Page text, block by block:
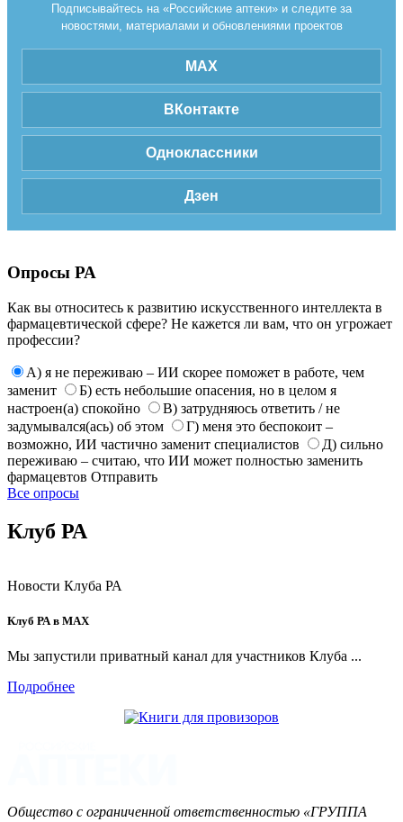
Подписывайтесь на «Российские аптеки» и следите за
новостями, материалами и обновлениями проектов
MAX
ВКонтакте
Одноклассники
Дзен
Опросы РА
Как вы относитесь к развитию искусственного интеллекта в
фармацевтической сфере? Не кажется ли вам, что он угрожает
профессии?
А) я не переживаю – ИИ скорее поможет в работе, чем
заменит
Б) есть небольшие опасения, но в целом я
настроен(а) спокойно
В) затрудняюсь ответить / не
задумывался(ась) об этом
Г) меня это беспокоит –
возможно, ИИ частично заменит специалистов
Д) сильно
переживаю – считаю, что ИИ может полностью заменить
фармацевтов Отправить
Все опросы
Клуб РА
Новости Клуба РА
Клуб РА в MAX
Мы запустили приватный канал для участников Клуба ...
Подробнее
Общество с ограниченной ответственностью «ГРУППА